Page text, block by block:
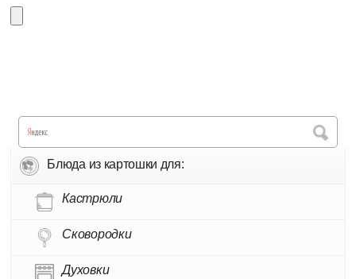
Блюда из картошки для:
Кастрюли
Сковородки
Духовки